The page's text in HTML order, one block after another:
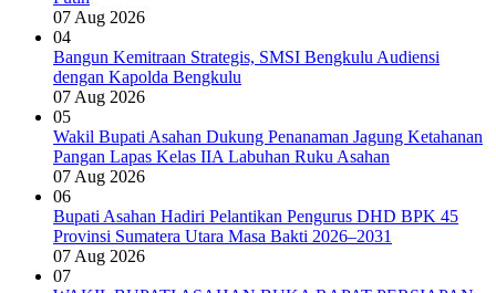
07 Aug 2026
04
Bangun Kemitraan Strategis, SMSI Bengkulu Audiensi
dengan Kapolda Bengkulu
07 Aug 2026
05
Wakil Bupati Asahan Dukung Penanaman Jagung Ketahanan
Pangan Lapas Kelas IIA Labuhan Ruku Asahan
07 Aug 2026
06
Bupati Asahan Hadiri Pelantikan Pengurus DHD BPK 45
Provinsi Sumatera Utara Masa Bakti 2026–2031
07 Aug 2026
07